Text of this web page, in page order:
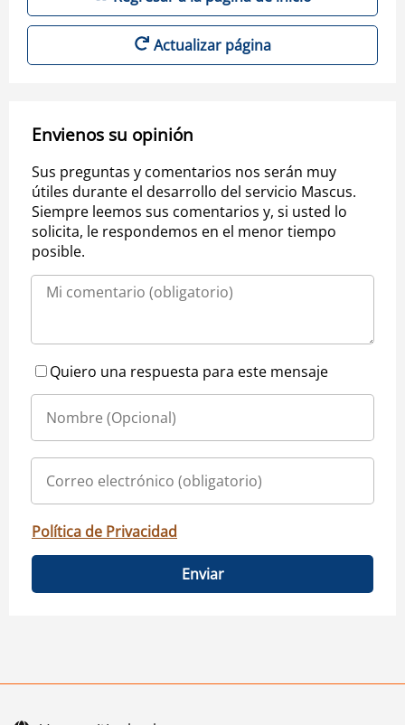
Actualizar página
Envienos su opinión
Sus preguntas y comentarios nos serán muy
útiles durante el desarrollo del servicio Mascus.
Siempre leemos sus comentarios y, si usted lo
solicita, le respondemos en el menor tiempo
posible.
Quiero una respuesta para este mensaje
Política de Privacidad
Enviar